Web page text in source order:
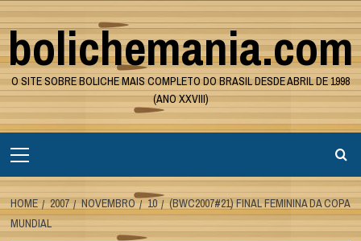
Skip
to
content
bolichemania.com
O SITE SOBRE BOLICHE MAIS COMPLETO DO BRASIL DESDE ABRIL DE 1998
(ANO XXVIII)
Menu
HOME 2007 NOVEMBRO 10
(BWC2007#21) FINAL FEMININA DA COPA
MUNDIAL